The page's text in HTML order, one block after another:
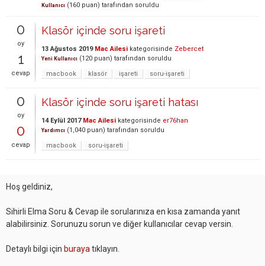
Kullanıcı (160 puan) tarafından soruldu
0
oy
1
cevap
Klasör içinde soru işareti
13 Ağustos 2019 Mac Ailesi kategorisinde Zebercet
Yeni Kullanıcı (120 puan) tarafından soruldu
macbook
klasör işareti soru-işareti
0
oy
0
cevap
Klasör içinde soru işareti hatası
14 Eylül 2017 Mac Ailesi kategorisinde er76han
Yardımcı (1,040 puan) tarafından soruldu
macbook
soru-işareti
Hoş geldiniz,
Sihirli Elma Soru & Cevap ile sorularınıza en kısa zamanda yanıt
alabilirsiniz. Sorunuzu sorun ve diğer kullanıcılar cevap versin.
Detaylı bilgi için buraya tıklayın.